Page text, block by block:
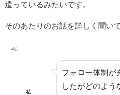
遣っているみたいです。
そのあたりのお話を詳しく聞い
私
フォロー体制が
したがどのよう